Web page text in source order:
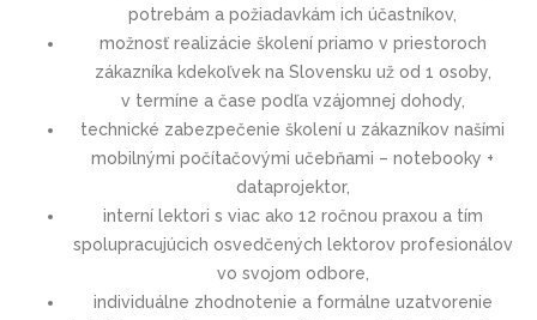
potrebám a požiadavkám ich účastníkov,
možnosť realizácie školení priamo v priestoroch
zákazníka kdekoľvek na Slovensku už od 1 osoby,
v termíne a čase podľa vzájomnej dohody,
technické zabezpečenie školení u zákazníkov našími
mobilnými počítačovými učebňami – notebooky +
dataprojektor,
interní lektori s viac ako 12 ročnou praxou a tím
spolupracujúcich osvedčených lektorov profesionálov
vo svojom odbore,
individuálne zhodnotenie a formálne uzatvorenie